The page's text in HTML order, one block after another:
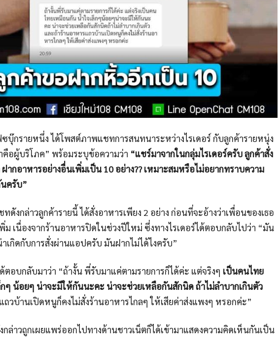
ซบุ๊กรายหนึ่ง ได้โพสต์ภาพแชทการสนทนาระหว่างไรเดอร์ กับลูกค้ารายหนุ่ง
คือผู้บริโภค” พร้อมระบุข้อความว่า “แชร์มาจากในกลุ่มไรเดอร์ครับ ลูกค้าสั่ง
ากอาหารอย่างอื่นเพิ่มเป็น 10 อย่าง?? เหมาะสมหรือไม่อยากทราบความ
ครับ”
ดังกล่าวลูกค้ารายนี้ ได้สั่งอาหารเพียง 2 อย่าง ก่อนที่จะอ้างว่าเพื่อนของเธอ
ม เนื่องจากร้านอาหารปิดในช่วงปีใหม่ ซึ่งทางไรเดอร์ได้ตอบกลับไปว่า “มัน
เกิดกับการสั่งผ่านแอปครับ มันฝากไม่ได้ไงครับ”
ตอบกลับมาว่า “ถ้างั้น พี่รับมาแค่ตามรายการก็ได้ค่ะ แต่จริงๆ เป็นคนไทย
ๆ น้อยๆ น่าจะมีให้กันนะคะ น่าจะช่วยเหลือกันสักนิด ถ้าไม่ลำบากเกินตัว
ถวบ้านเปิดหนูก็คงไม่สั่งร้านอาหารไกลๆ ให้เสียค่าส่งแพงๆ หรอกค่ะ”
กล่าวถูกเผยแพร่ออกไปทางด้านชาวเน็ตก็ได้เข้ามาแสดงความคิดเห็นกันเป็น